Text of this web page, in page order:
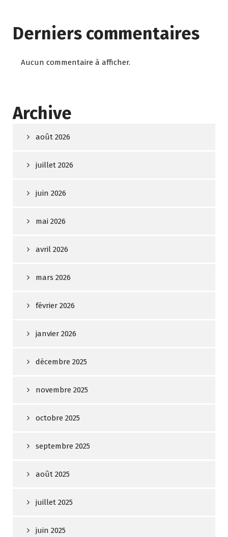
Derniers commentaires
Aucun commentaire à afficher.
Archive
août 2026
juillet 2026
juin 2026
mai 2026
avril 2026
mars 2026
février 2026
janvier 2026
décembre 2025
novembre 2025
octobre 2025
septembre 2025
août 2025
juillet 2025
juin 2025